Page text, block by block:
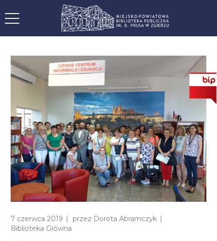
7 czerwca 2019 przez Dorota Abramczyk
Biblioteka Główna